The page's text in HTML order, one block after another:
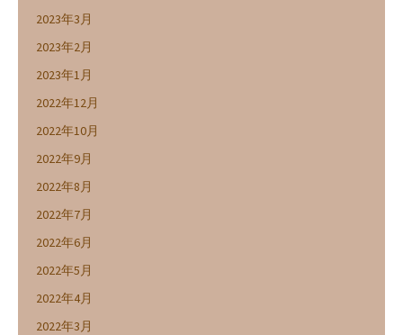
2023年3月
2023年2月
2023年1月
2022年12月
2022年10月
2022年9月
2022年8月
2022年7月
2022年6月
2022年5月
2022年4月
2022年3月